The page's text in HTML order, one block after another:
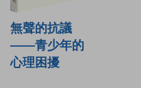
無聲的抗議
——青少年的
心理困擾